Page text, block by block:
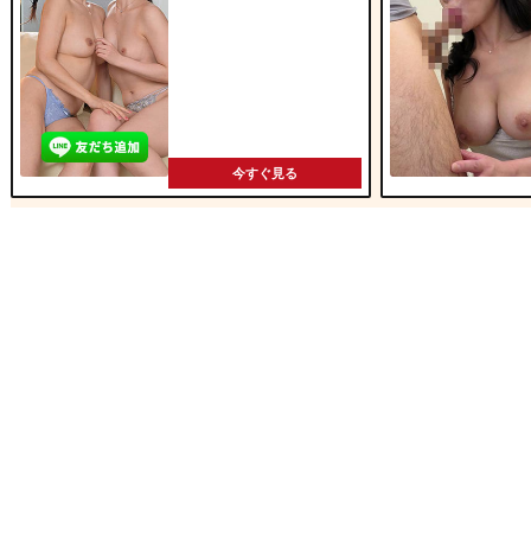
今すぐ見る